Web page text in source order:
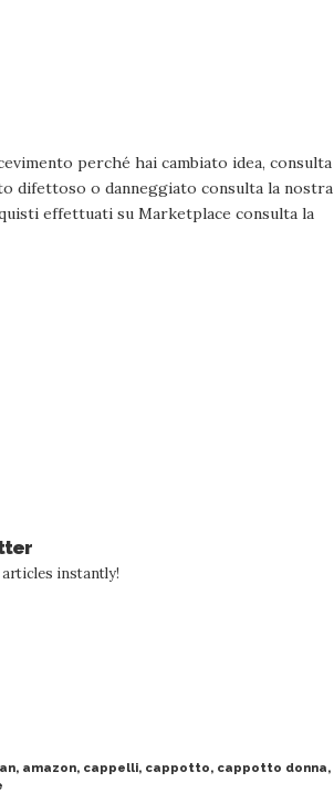
perché hai cambiato idea, consulta
difettoso o danneggiato consulta la nostra
effettuati su Marketplace consulta la
instantly!
, amazon, cappelli, cappotto, cappotto donna,